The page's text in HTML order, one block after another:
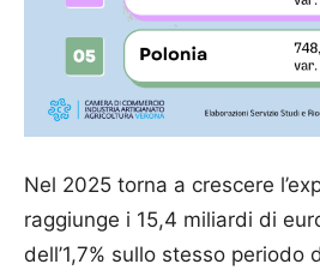
Nel 2025 torna a crescere
raggiunge i 15,4 miliardi di
dell’1,7% sullo stesso periodo